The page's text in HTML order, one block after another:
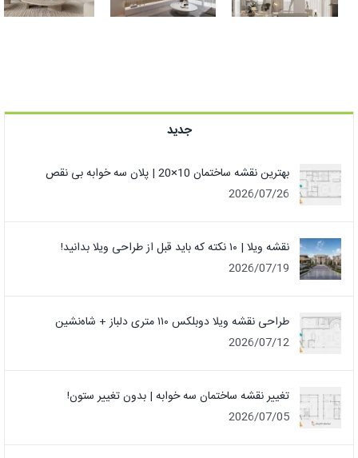
لوکس
مینیمال
جدید
بهترین نقشه ساختمان 10×20 | پلان سه خوابه بی نقص
2026/07/26
نقشه ویلا | ۱۰ نکته که باید قبل از طراحی ویلا بدانید!
2026/07/19
طراحی نقشه ویلا دوبلکس ۱۱۰ متری دلباز + شاه‌نشین
2026/07/12
تغییر نقشه ساختمان سه خوابه | بدون تغییر ستون!
2026/07/05